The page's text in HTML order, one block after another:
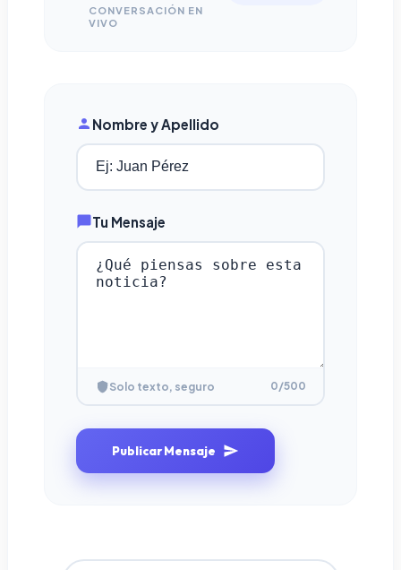
CONVERSACIÓN EN
VIVO
Nombre y Apellido
Tu Mensaje
Solo texto, seguro 0/500
Publicar Mensaje